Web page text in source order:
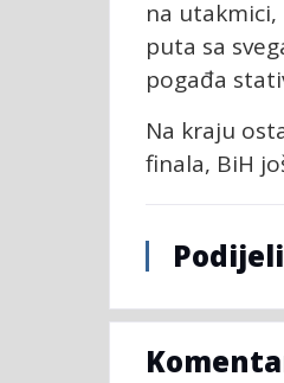
na
puta sa
pogađa
Na kraju
finala, BiH